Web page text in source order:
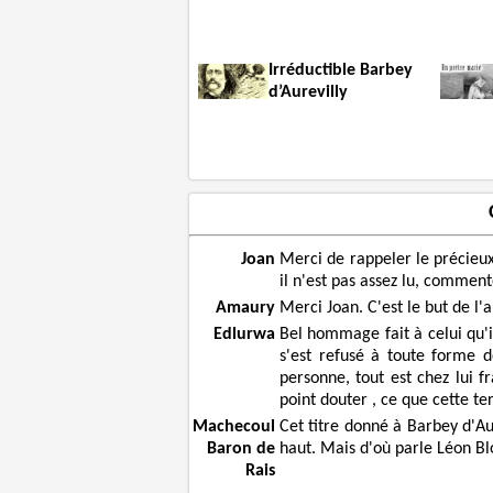
Irréductible Barbey
d’Aurevilly
Joan Merci de rappeler le
il n'est pas assez lu,
Amaury Merci Joan. C'est le but de
Edlurwa Bel hommage fait à celui
s'est refusé à toute forme
personne, tout est chez lui
point douter , ce que cette
Machecoul
Baron de
Rais
Cet titre donné à Barbey
haut. Mais d'où parle Léon